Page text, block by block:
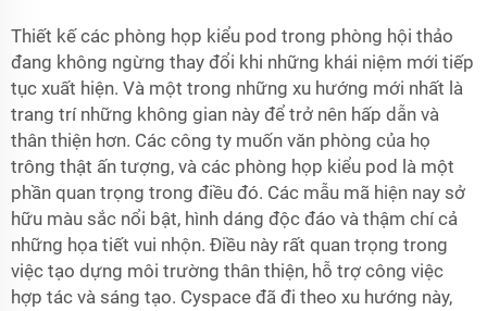
Thiết kế các phòng họp kiểu pod trong phòng hội thảo
đang không ngừng thay đổi khi những khái niệm mới tiếp
tục xuất hiện. Và một trong những xu hướng mới nhất là
trang trí những không gian này để trở nên hấp dẫn và
thân thiện hơn. Các công ty muốn văn phòng của họ
trông thật ấn tượng, và các phòng họp kiểu pod là một
phần quan trọng trong điều đó. Các mẫu mã hiện nay sở
hữu màu sắc nổi bật, hình dáng độc đáo và thậm chí cả
những họa tiết vui nhộn. Điều này rất quan trọng trong
việc tạo dựng môi trường thân thiện, hỗ trợ công việc
hợp tác và sáng tạo. Cyspace đã đi theo xu hướng này,